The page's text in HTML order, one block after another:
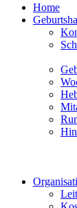
Home